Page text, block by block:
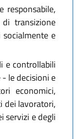
responsabile,
transizione
e
e controllabili
le decisioni e
economici,
dei lavoratori,
servizi e degli